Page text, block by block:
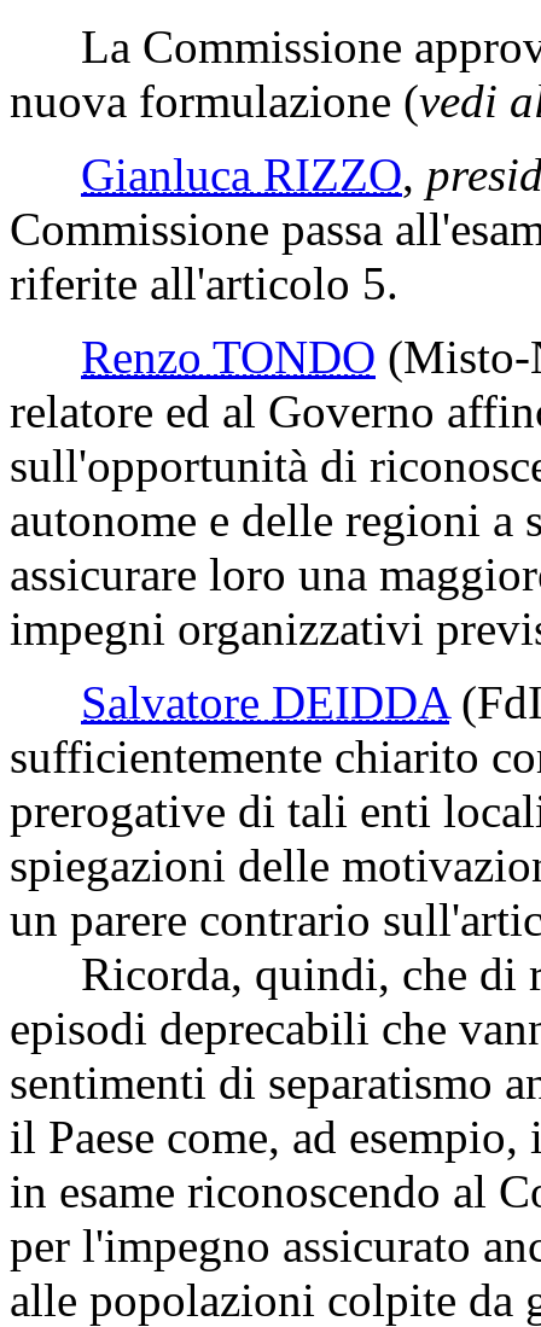
La Commissione
nuova formulazione (vedi
Gianluca RIZZO,
Commissione passa
riferite all'articolo 5.
Renzo TONDO
relatore ed al Governo
sull'opportunità di
autonome e delle regioni a
assicurare loro una
impegni organizzativi
Salvatore DEIDDA
sufficientemente chiarito
prerogative di tali enti
spiegazioni delle
un parere contrario
Ricorda, quindi, che di
episodi deprecabili che
sentimenti di separatismo
il Paese come, ad
in esame riconoscendo al
per l'impegno assicurato
alle popolazioni colpite da